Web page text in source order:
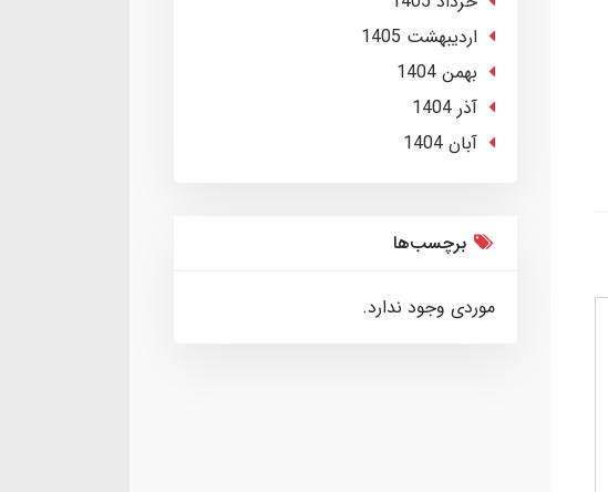
ارديبهشت 1405
بهمن 1404
آذر 1404
آبان 1404
برچسب‌ها
موردی وجود ندارد.